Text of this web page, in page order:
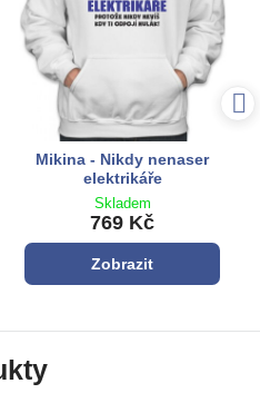
Mikina - Nikdy nenaser
elektrikáře
Skladem
769 Kč
Zobrazit